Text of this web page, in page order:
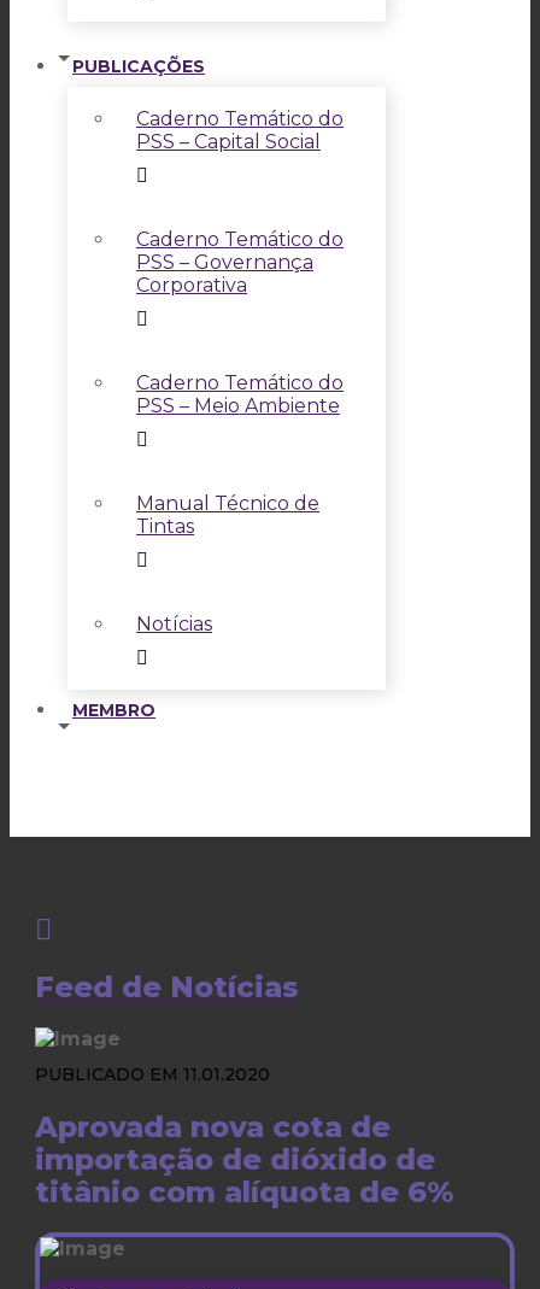
PUBLICAÇÕES
Caderno Temático do
PSS – Capital Social
Caderno Temático do
PSS – Governança
Corporativa
Caderno Temático do
PSS – Meio Ambiente
Manual Técnico de
Tintas
Notícias
MEMBRO
Feed de Notícias
PUBLICADO EM 11.01.2020
Aprovada nova cota de
importação de dióxido de
titânio com alíquota de 6%